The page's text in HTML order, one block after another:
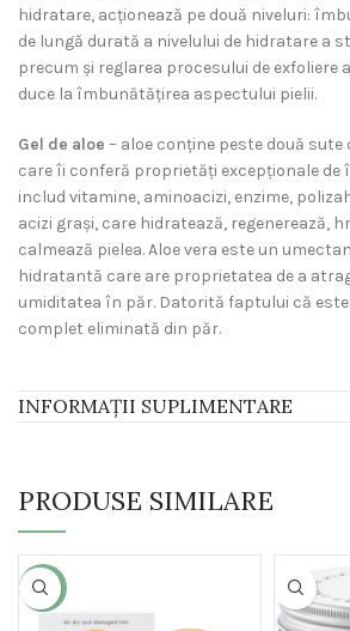
hidratare, acționează pe două niveluri:
de lungă durată a nivelului de hidratare a
precum și reglarea procesului de exfoliere
duce la îmbunătățirea aspectului pielii.
Gel de aloe – aloe conține peste două
care îi conferă proprietăți excepționale de
includ vitamine, aminoacizi, enzime,
acizi grași, care hidratează, regenerează,
calmează pielea. Aloe vera este un
hidratantă care are proprietatea de a
umiditatea în păr. Datorită faptului că
complet eliminată din păr.
INFORMAȚII SUPLIMENTARE
PRODUSE SIMILARE
-30%